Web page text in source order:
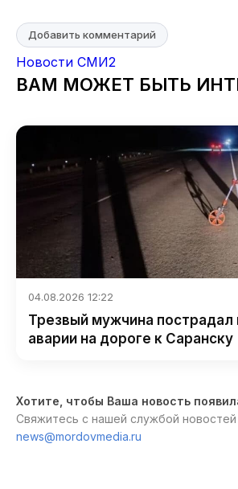
Добавить комментарий
Новости СМИ2
ВАМ МОЖЕТ БЫТЬ
04.08.2026 12:22
Трезвый мужчина пострадал
аварии на дороге к Саранску
Хотите, чтобы Ваша новость
Свяжитесь с нашей службой новостей
news@mordovmedia.ru